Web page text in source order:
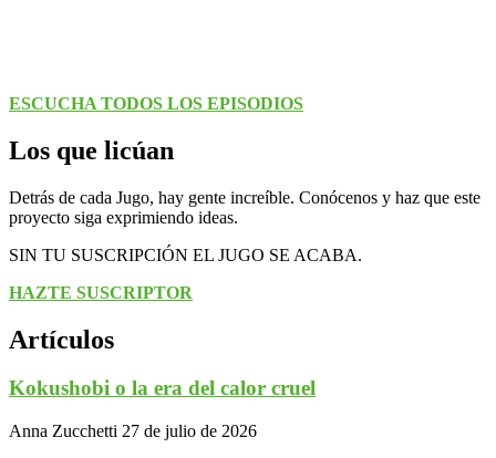
ESCUCHA TODOS LOS EPISODIOS
Los que licúan
Detrás de cada Jugo, hay gente increíble. Conócenos y haz que este
proyecto siga exprimiendo ideas.
SIN TU SUSCRIPCIÓN EL JUGO SE ACABA.
HAZTE SUSCRIPTOR
Artículos
Kokushobi o la era del calor cruel
Anna Zucchetti 27 de julio de 2026